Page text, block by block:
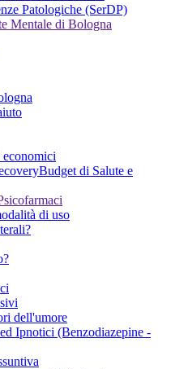
Patologiche (SerDP)
Mentale di Bologna
Budget di Salute e
di uso
dell'umore
Ipnotici (Benzodiazepine -